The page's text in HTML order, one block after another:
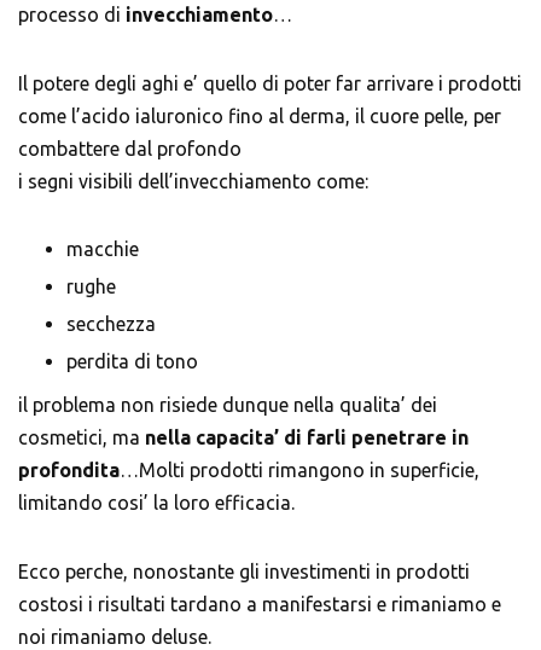
processo di invecchiamento
Il potere degli aghi e’ quello di poter far arrivare i prodotti
come l’acido ialuronico fino al derma, il cuore pelle, per
combattere dal profondo
i segni visibili dell’invecchiamento come:
macchie
rughe
secchezza
perdita di tono
il problema non risiede dunque nella qualita’ dei
cosmetici, ma nella capacita’ di farli penetrare in
profondita …Molti prodotti rimangono in superficie,
limitando cosi’ la loro efficacia.
Ecco perche, nonostante gli investimenti in prodotti
costosi i risultati tardano a manifestarsi e rimaniamo e
noi rimaniamo deluse.